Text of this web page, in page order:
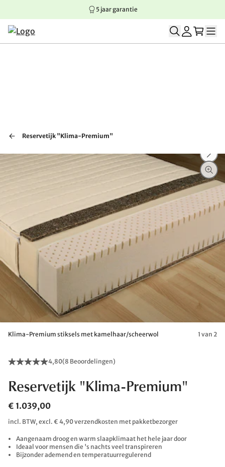
Springen naar hoofdinhoud
Springen naar hoofdnavigatie
Springen naar voettekst
5 jaar garantie
Reservetijk "Klima-Premium"
Klima-Premium stiksels met kamelhaar/scheerwol 1 van 2
4,80(8 Beoordelingen)
Reservetijk "Klima-Premium"
€ 1.039,00
incl. BTW, excl. € 4,90 verzendkosten met pakketbezorger
Aangenaam droog en warm slaapklimaat het hele jaar door
Ideaal voor mensen die 's nachts veel transpireren
Bijzonder ademend en temperatuurregulerend